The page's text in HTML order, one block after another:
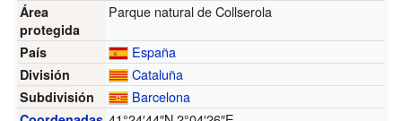
Área
protegida
Parque natural de Collserola
País España
División Cataluña
Subdivisión Barcelona